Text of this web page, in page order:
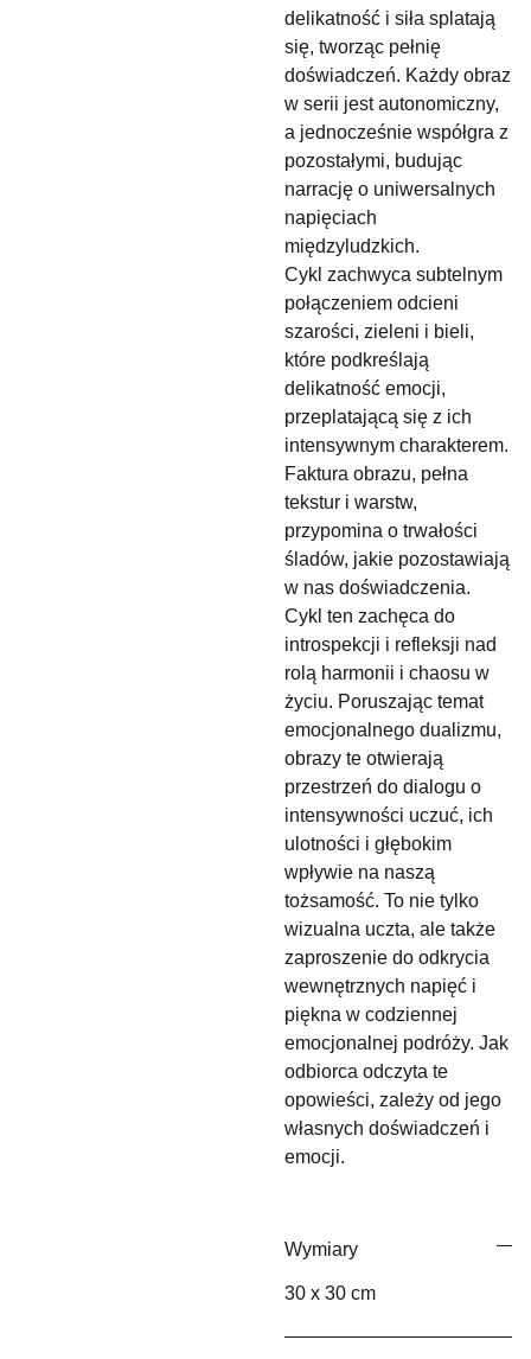
delikatność i siła splatają
się, tworząc pełnię
doświadczeń. Każdy obraz
w serii jest autonomiczny,
a jednocześnie współgra z
pozostałymi, budując
narrację o uniwersalnych
napięciach
międzyludzkich.
Cykl zachwyca subtelnym
połączeniem odcieni
szarości, zieleni i bieli,
które podkreślają
delikatność emocji,
przeplatającą się z ich
intensywnym charakterem.
Faktura obrazu, pełna
tekstur i warstw,
przypomina o trwałości
śladów, jakie pozostawiają
w nas doświadczenia.
Cykl ten zachęca do
introspekcji i refleksji nad
rolą harmonii i chaosu w
życiu. Poruszając temat
emocjonalnego dualizmu,
obrazy te otwierają
przestrzeń do dialogu o
intensywności uczuć, ich
ulotności i głębokim
wpływie na naszą
tożsamość. To nie tylko
wizualna uczta, ale także
zaproszenie do odkrycia
wewnętrznych napięć i
piękna w codziennej
emocjonalnej podróży. Jak
odbiorca odczyta te
opowieści, zależy od jego
własnych doświadczeń i
emocji.
Wymiary
30 x 30 cm